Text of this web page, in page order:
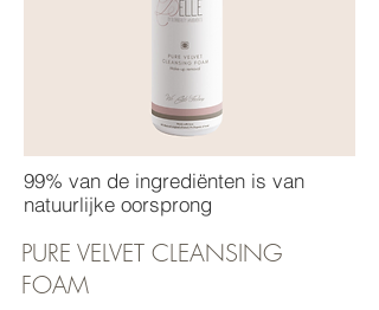
99% van de ingrediënten is van
natuurlijke oorsprong
PURE VELVET CLEANSING
FOAM